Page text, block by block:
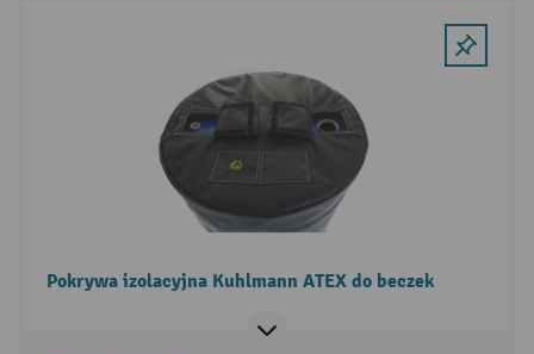
Pokrywa izolacyjna Kuhlmann ATEX do beczek